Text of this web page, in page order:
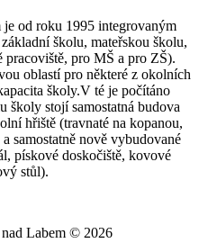
od roku 1995 integrovaným
školu, mateřskou školu,
pro MŠ a pro ZŠ).
oblastí pro některé z okolních
školy.V té je počítáno
školy stojí samostatná budova
hřiště (travnaté na kopanou,
samostatně nově vybudované
pískové doskočiště, kovové
stůl).
Labem © 2026